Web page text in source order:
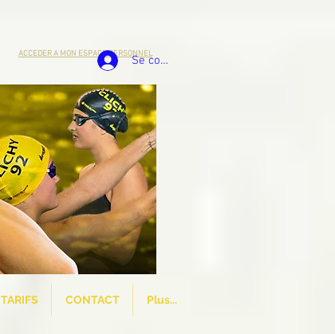
ACCEDER A MON ESPACE PERSONNELSe connecter
TARIFS CONTACT Plus...